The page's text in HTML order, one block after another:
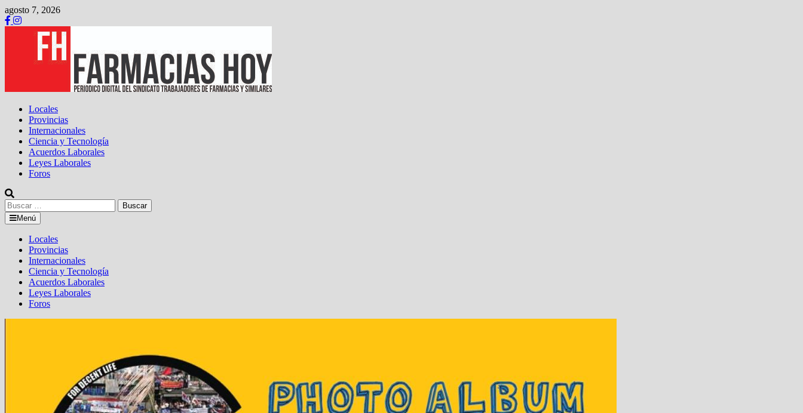
Saltar
al
contenido
agosto 7, 2026
Locales
Provincias
Internacionales
Ciencia y Tecnología
Acuerdos Laborales
Leyes Laborales
Foros
Buscar:
Menú
Locales
Provincias
Internacionales
Ciencia y Tecnología
Acuerdos Laborales
Leyes Laborales
Foros